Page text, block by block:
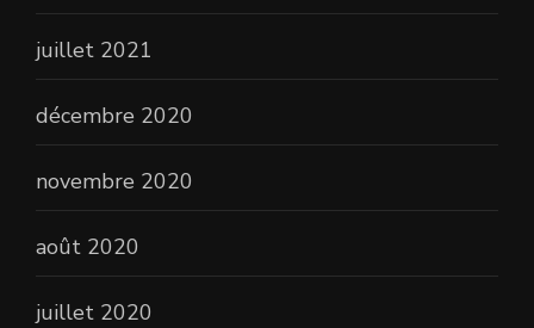
juillet 2021
décembre 2020
novembre 2020
août 2020
juillet 2020